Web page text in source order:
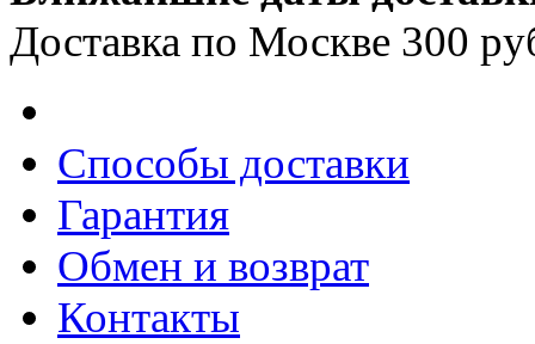
Доставка по Москве 300
Способы доставки
Гарантия
Обмен и возврат
Контакты